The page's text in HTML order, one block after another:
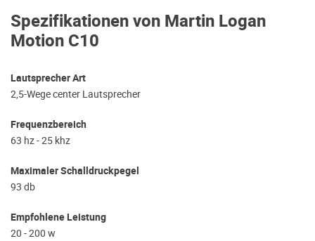
Spezifikationen von Martin Logan
Motion C10
Lautsprecher Art
2,5-Wege center Lautsprecher
Frequenzbereich
63 hz - 25 khz
Maximaler Schalldruckpegel
93 db
Empfohlene Leistung
20 - 200 w